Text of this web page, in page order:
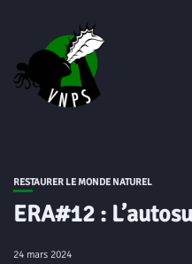
RESTAURER LE MONDE NATUREL
ERA#12 :
24 mars 2024